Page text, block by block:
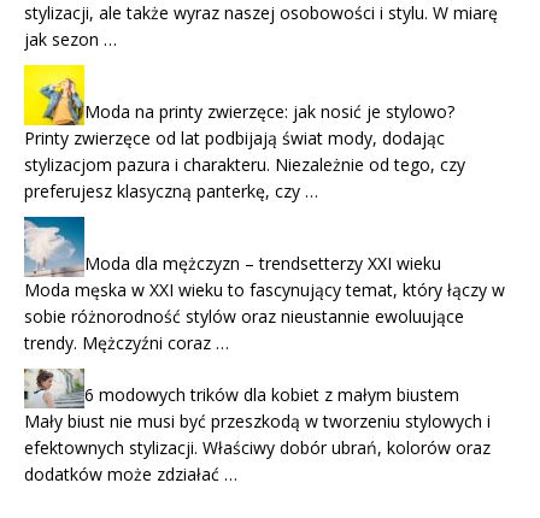
stylizacji, ale także wyraz naszej osobowości i stylu. W miarę
jak sezon …
Moda na printy zwierzęce: jak nosić je stylowo?
Printy zwierzęce od lat podbijają świat mody, dodając
stylizacjom pazura i charakteru. Niezależnie od tego, czy
preferujesz klasyczną panterkę, czy …
Moda dla mężczyzn – trendsetterzy XXI wieku
Moda męska w XXI wieku to fascynujący temat, który łączy w
sobie różnorodność stylów oraz nieustannie ewoluujące
trendy. Mężczyźni coraz …
6 modowych trików dla kobiet z małym biustem
Mały biust nie musi być przeszkodą w tworzeniu stylowych i
efektownych stylizacji. Właściwy dobór ubrań, kolorów oraz
dodatków może zdziałać …